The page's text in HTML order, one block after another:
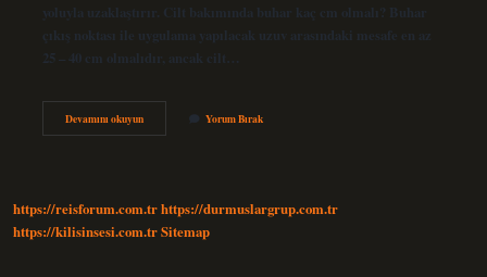
yoluyla uzaklaştırır. Cilt bakımında buhar kaç cm olmalı? Buhar
çıkış noktası ile uygulama yapılacak uzuv arasındaki mesafe en az
25 – 40 cm olmalıdır, ancak cilt…
Devamını okuyunCilt
Bakımında
Yorum Bırak
https://reisforum.com.trhttps://durmuslargrup.com.tr
https://kilisinsesi.com.trSitemap